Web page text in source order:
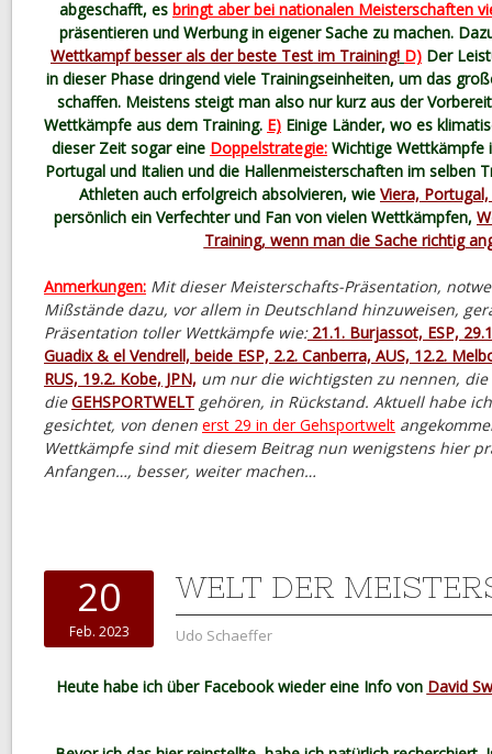
abgeschafft, es bringt aber bei nationalen Meisterschaften
präsentieren und Werbung in eigener Sache zu machen.
Wettkampf besser als der beste Test im Training! D) Der
in dieser Phase dringend viele Trainingseinheiten, um das
schaffen. Meistens steigt man also nur kurz aus der
Wettkämpfe aus dem Training. E) Einige Länder, wo es
dieser Zeit sogar eine Doppelstrategie: Wichtige Wettkämpfe
Portugal und Italien und die Hallenmeisterschaften im selben
Athleten auch erfolgreich absolvieren, wie Viera,
persönlich ein Verfechter und Fan von vielen Wettkämpfen,
Training, wenn man die Sache richtig
Anmerkungen: Mit dieser Meisterschafts-Präsentation,
Mißstände dazu, vor allem in Deutschland hinzuweisen,
Präsentation toller Wettkämpfe wie:21.1. Burjassot, ESP,
Guadix & el Vendrell, beide ESP, 2.2. Canberra, AUS, 12.2.
RUS, 19.2. Kobe, JPN, um nur die wichtigsten zu nennen,
die GEHSPORTWELT gehören, in Rückstand. Aktuell habe
gesichtet, von denen erst 29 in der Gehsportwelt
Wettkämpfe sind mit diesem Beitrag nun wenigstens hier
Anfangen…, besser, weiter machen…
20
Feb. 2023
WELT DER
Udo Schaeffer
Heute habe ich über Facebook wieder eine Info von David